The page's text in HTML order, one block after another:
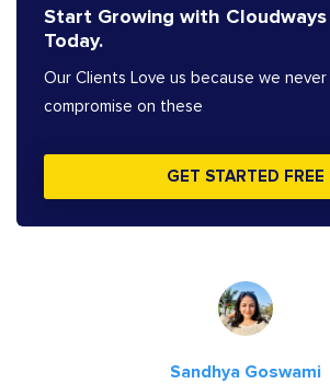
Start Growing with Cloudways
Today.
Our Clients Love us because we never
compromise on these
GET STARTED FREE
Sandhya Goswami